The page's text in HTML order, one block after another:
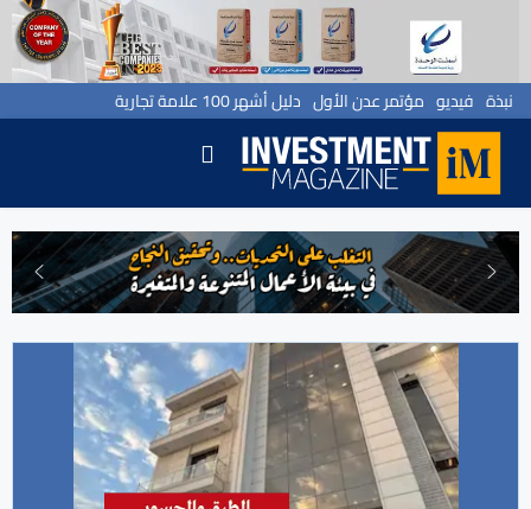
نبذة فيديو مؤتمر عدن الأول دليل أشهر 100 علامة تجارية